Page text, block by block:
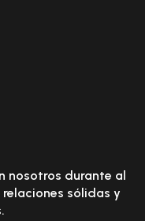
nosotros durante al
sólidas y